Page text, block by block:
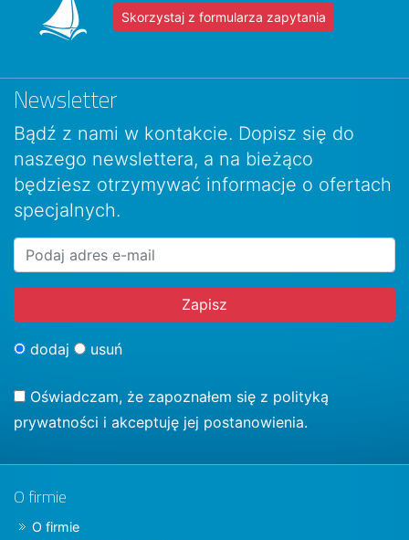
Skorzystaj z formularza zapytania
Newsletter
Bądź z nami w kontakcie. Dopisz się do
naszego newslettera, a na bieżąco
będziesz otrzymywać informacje o ofertach
specjalnych.
dodaj usuń
Oświadczam, że zapoznałem się z polityką
prywatności i akceptuję jej postanowienia.
O firmie
O firmie